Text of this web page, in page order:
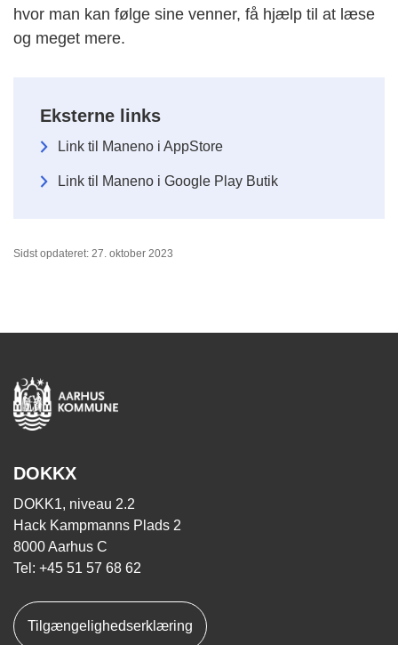
hvor man kan følge sine venner, få hjælp til at læse
og meget mere.
Eksterne links
Link til Maneno i AppStore
Link til Maneno i Google Play Butik
Sidst opdateret: 27. oktober 2023
DOKKX
DOKK1, niveau 2.2
Hack Kampmanns Plads 2
8000 Aarhus C
Tel: +45 51 57 68 62
Tilgængelighedserklæring